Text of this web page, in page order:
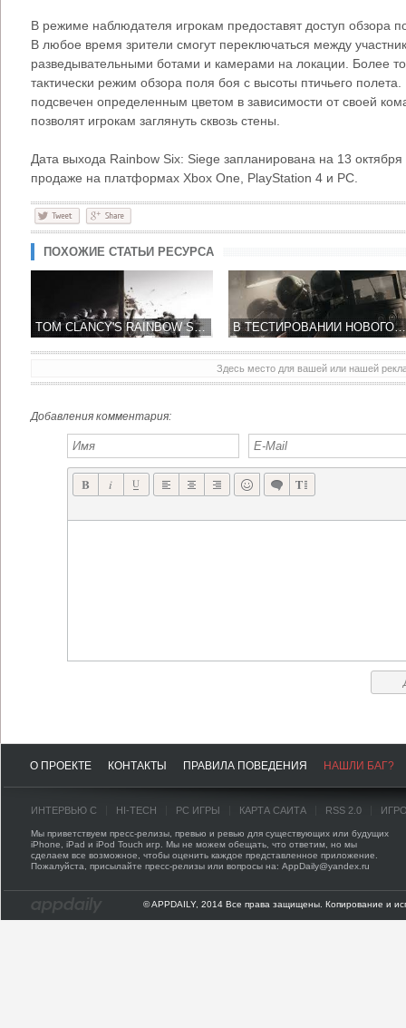
В режиме наблюдателя игрокам предоставят доступ обзора
В любое время зрители смогут переключаться между
разведывательными ботами и камерами на локации. Более
тактически режим обзора поля боя с высоты птичьего
подсвечен определенным цветом в зависимости от своей
позволят игрокам заглянуть сквозь стены.
Дата выхода Rainbow Six: Siege запланирована на 13
продаже на платформах Xbox One, PlayStation 4 и PC.
ПОХОЖИЕ СТАТЬИ РЕСУРСА
TOM CLANCY'S RAINBOW SIX SIEGE ДАСТ ГЕРОЯМ ТОЛЬКО ОДНУ ЖИЗНЬ В ТЕСТИРОВАНИИ НОВОГО ШУТЕРА RAINBOW SIX: SIEGE БЫЛ ЗАДЕЙСТВОВАН НАСТОЯЩИЙ СПЕЦНАЗ
Здесь место для вашей или нашей
Добавления комментария:
О ПРОЕКТЕ КОНТАКТЫ ПРАВИЛА ПОВЕДЕНИЯ НАШЛИ БАГ?
ИНТЕРВЬЮ С HI-TECH PC ИГРЫ КАРТА САЙТА RSS 2.0
Мы приветствуем пресс-релизы, превью и ревью для существующих или будущих
iPhone, iPad и iPod Touch игр. Мы не можем обещать, что ответим, но мы
сделаем все возможное, чтобы оценить каждое представленное приложение.
Пожалуйста, присылайте пресс-релизы или вопросы на: AppDaily@yandex.ru
© APPDAILY, 2014 Все права защищены. Копирование и